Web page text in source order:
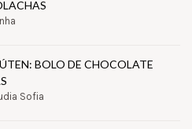
BOLO DE CHOCOLATE
Sofia